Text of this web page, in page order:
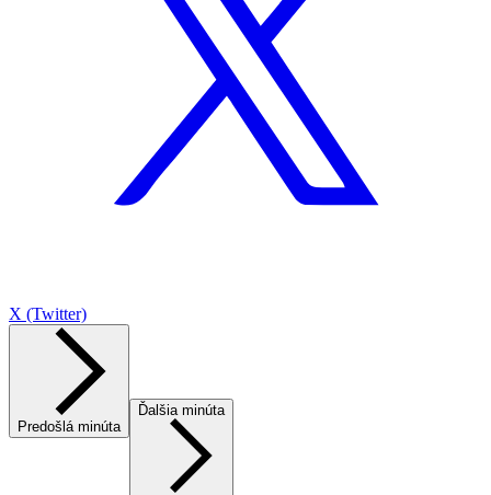
X (Twitter)
Predošlá minúta
Ďalšia minúta